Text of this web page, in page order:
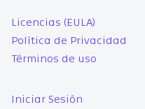
Licencias (EULA)
Política de Privacidad
Términos de uso
Iniciar Sesión